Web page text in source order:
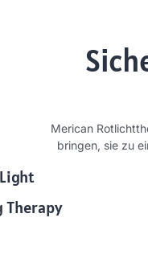
Merican
bringen, sie zu
Therapy